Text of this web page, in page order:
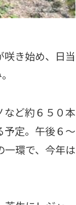
き始め、日当
ど約６５０本
予定。午後６～
一環で、今年は